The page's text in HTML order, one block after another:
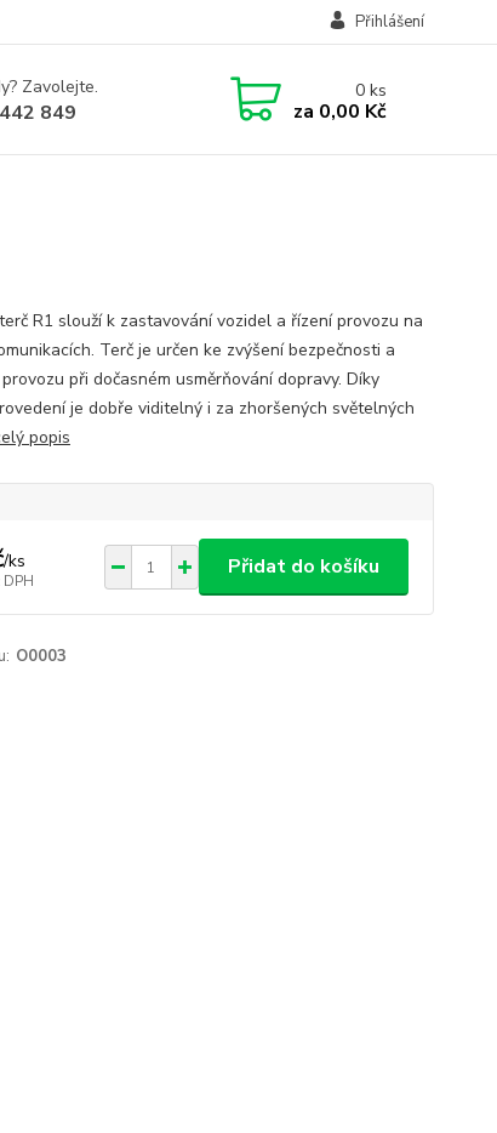
Přihlášení
Zavolejte.
849
0ks
za 0,00 Kč
R1 slouží k zastavování vozidel a řízení provozu na
Terč je určen ke zvýšení bezpečnosti a
při dočasném usměrňování dopravy. Díky
je dobře viditelný i za zhoršených světelných
popis
/ks Přidat do košíku
O0003